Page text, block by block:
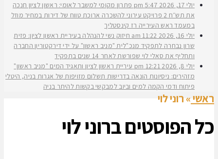
יולי 17, 2026
5:47 pm
פתרון מקומי למשבר לאומי: ראשון לציון חנכה
את תש״ח 2 פרויקט עירוני להשכרה ארוכת טווח של דירות במחיר מוזל
במעמד ראש העירייה רז קינסטליך
יולי 16, 2026
11:22 am
חיזוק נשי להנהלה בעיריית ראשון לציון: פזית
שרון נבחרה לתפקיד מנכ"לית "מניב ראשון" על ידי דירקטוריון החברה
ותחליף את סאלי לוי שפורשת לאחר 14 שנים בתפקיד
יולי 8, 2026
12:21 pm
עיריית ראשון לציון ותאגיד המים "מניב ראשון"
מזהירים: ניסיונות הונאה בדרישות תשלום מזויפות של אגרות בניה, היטלי
פיתוח ודמי הקמה למים וביוב למבקשי בקשות להיתר בניה
ראשי» רוני לוי
כל הפוסטים ברוני לוי